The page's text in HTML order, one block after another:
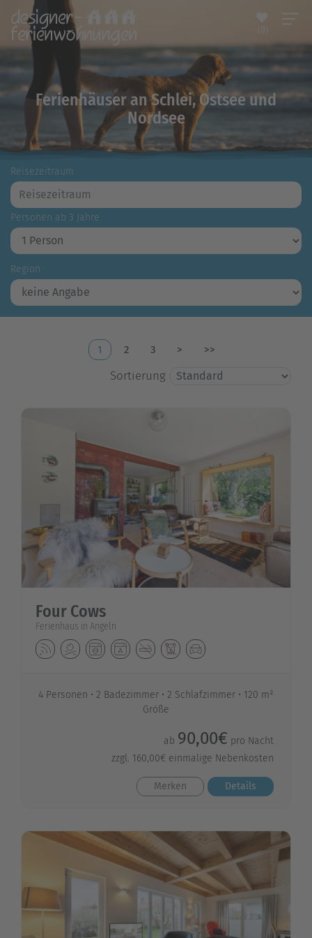
(0)
Ferienhäuser an Schlei, Ostsee und
Nordsee
Reisezeitraum
Personen ab 3 Jahre
Region
1 2 3 > >>
Sortierung
Four Cows
Ferienhaus in Angeln
4 Personen 2 Badezimmer 2 Schlafzimmer
120 m²
Größe
ab 90,00€ pro Nacht
zzgl. 160,00€ einmalige Nebenkosten
Merken Details